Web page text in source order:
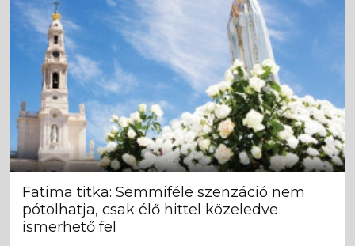
Fatima titka: Semmiféle szenzáció nem
pótolhatja, csak élő hittel közeledve
ismerhető fel